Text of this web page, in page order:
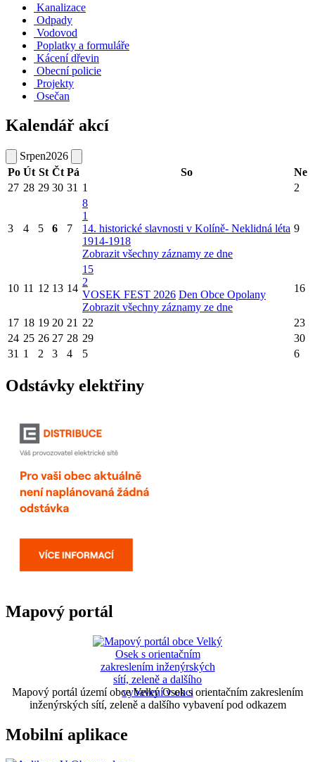
Kanalizace
Odpady
Vodovod
Poplatky a formuláře
Kácení dřevin
Obecní policie
Projekty
Osečan
Kalendář akcí
Srpen2026
Po Út St Čt Pá So
Ne
27 28 29 30 31 1 2
3 4 5 6 7
8
1
14. historické slavnosti v Kolíně- Neklidná léta
1914-1918
Zobrazit všechny záznamy ze dne
9
10 11 12 13 14
15
2
VOSEK FEST 2026 Den Obce Opolany
Zobrazit všechny záznamy ze dne
16
17 18 19 20 21 22
23
24 25 26 27 28 29
30
31 1 2 3 4 5 6
Odstávky elektřiny
Mapový portál
Mapový portál území obce Velký Osek s orientačním zakreslením
inženýrských sítí, zeleně a dalšího vybavení pod odkazem
Mobilní aplikace